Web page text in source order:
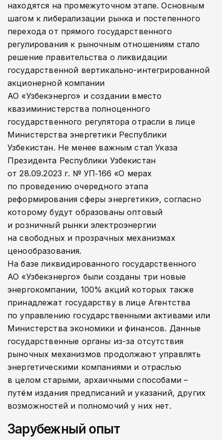
находятся на промежуточном этапе. Основным
шагом к либерализации рынка и постепенного
перехода от прямого государственного
регулирования к рыночным отношениям стало
решение правительства о ликвидации
государственной вертикально-­интегрированной
акционерной компании
АО «Узбекэнерго» и создании вместо
квазиминистерства полноценного
государственного регулятора отрасли в лице
Министерства энергетики Республики
Узбекистан. Не менее важным стал Указа
Президента Республики Узбекистан
от 28.09.2023 г. № УП‑166 «О мерах
по проведению очередного этапа
реформирования сферы энергетики», согласно
которому будут образованы оптовый
и розничный рынки электроэнергии
на свободных и прозрачных механизмах
ценообразования.
На базе ликвидированного государственного
АО «Узбекэнерго» были созданы три новые
энергокомпании, 100% акций которых также
принадлежат государству в лице Агентства
по управлению государственными активами или
Министерства экономики и финансов. Данные
государственные органы из-за отсутствия
рыночных механизмов продолжают управлять
энергетическими компаниями и отраслью
в целом старыми, архаичными способами –
путём издания предписаний и указаний, других
возможностей и полномочий у них нет.
Зарубежный опыт